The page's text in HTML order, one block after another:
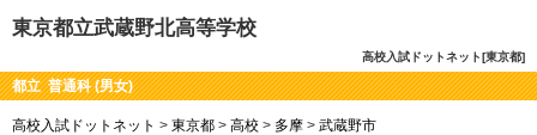
東京都立武蔵野北高等学校
高校入試ドットネット[東京都]
都立 普通科 (男女)
高校入試ドットネット > 東京都 > 高校 > 多摩 > 武蔵野市